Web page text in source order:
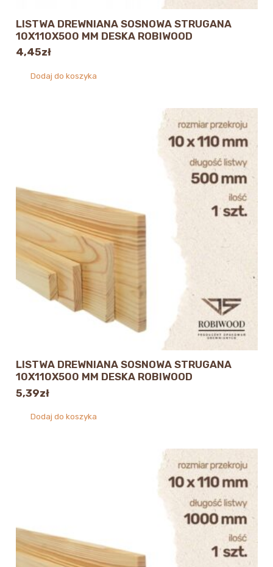
LISTWA DREWNIANA SOSNOWA STRUGANA
10X110X500 MM DESKA ROBIWOOD
4,45zł
Dodaj do koszyka
LISTWA DREWNIANA SOSNOWA STRUGANA
10X110X500 MM DESKA ROBIWOOD
5,39zł
Dodaj do koszyka